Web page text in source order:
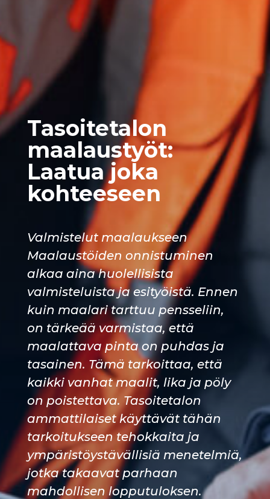
Tasoitetalon
maalaustyöt:
Laatua joka
kohteeseen
Valmistelut maalaukseen
Maalaustöiden onnistuminen
alkaa aina huolellisista
valmisteluista ja esityöistä. Ennen
kuin maalari tarttuu pensseliin,
on tärkeää varmistaa, että
maalattava pinta on puhdas ja
tasainen. Tämä tarkoittaa, että
kaikki vanhat maalit, lika ja pöly
on poistettava. Tasoitetalon
ammattilaiset käyttävät tähän
tarkoitukseen tehokkaita ja
ympäristöystävällisiä menetelmiä,
jotka takaavat parhaan
mahdollisen lopputuloksen.